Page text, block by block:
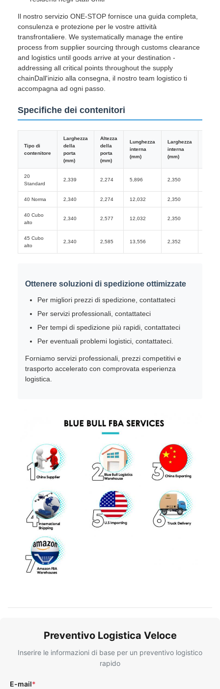
Il nostro servizio ONE-STOP fornisce una guida completa,
consulenza e protezione per le vostre attività
transfrontaliere. We systematically manage the entire
process from supplier sourcing through customs clearance
and logistics until goods arrive at your destination -
addressing all critical points throughout the supply
chainDall'inizio alla consegna, il nostro team logistico ti
accompagna ad ogni passo.
Specifiche dei contenitori
Tipo di
contenitore
Larghezza
della
porta
(mm)
Altezza
della
porta
(mm)
Lunghezza
interna
(mm)
Larghezza
interna
(mm)
20
Standard
2,339 2,274 5,896 2,350
40 Norma 2,340 2,274 12,032 2,350
40 Cubo
alto
2,340 2,577 12,032 2,350
45 Cubo
alto
2,340 2,585 13,556 2,352
Ottenere soluzioni di spedizione ottimizzate
Per migliori prezzi di spedizione, contattateci
Per servizi professionali, contattateci
Per tempi di spedizione più rapidi, contattateci
Per eventuali problemi logistici, contattateci.
Forniamo servizi professionali, prezzi competitivi e
trasporto accelerato con comprovata esperienza
logistica.
Preventivo Logistica Veloce
Inserire le informazioni di base per un preventivo logistico
rapido
E-mail*